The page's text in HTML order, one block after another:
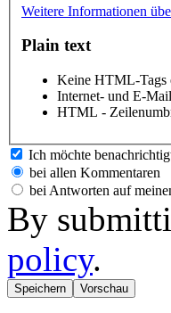
Weitere Informationen
Plain text
Keine HTML-Tags
Internet- und E-
HTML -
Ich möchte
bei allen Kommentaren
bei Antworten auf
By
policy.